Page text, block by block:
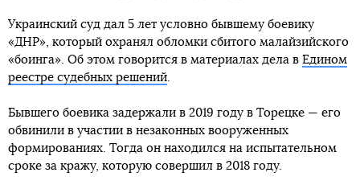
Украинский суд дал 5 лет условно бывшему боевику
«ДНР», который охранял обломки сбитого малайзийского
«боинга». Об этом говорится в материалах дела в Едином
реестре судебных решений.
Бывшего боевика задержали в 2019 году в Торецке — его
обвинили в участии в незаконных вооруженных
формированиях. Тогда он находился на испытательном
сроке за кражу, которую совершил в 2018 году.